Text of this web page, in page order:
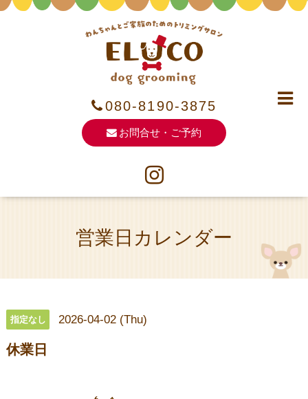
080-8190-3875
お問合せ・ご予約
営業日カレンダー
指定なし 2026-04-02 (Thu)
休業日